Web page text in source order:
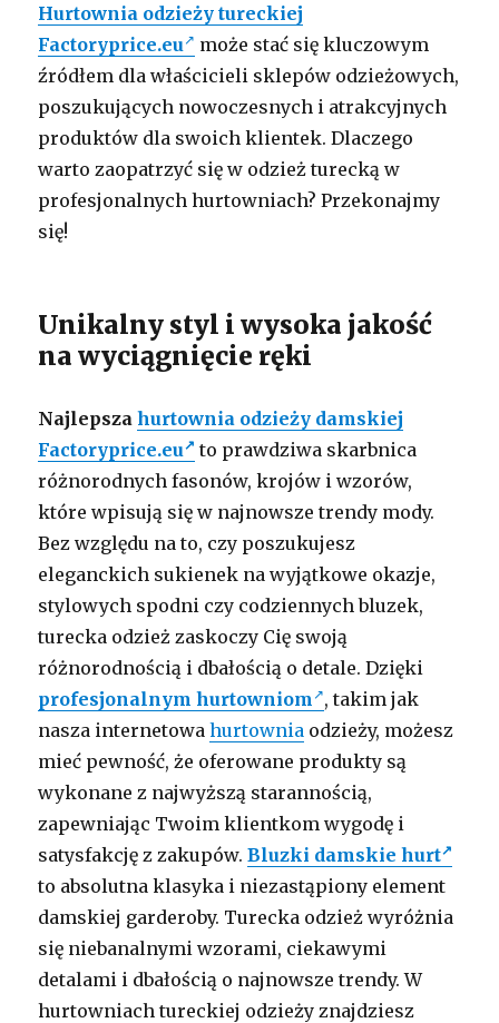
Hurtownia odzieży tureckiej
Factoryprice.eu
może stać się kluczowym
źródłem dla właścicieli sklepów odzieżowych,
poszukujących nowoczesnych i atrakcyjnych
produktów dla swoich klientek. Dlaczego
warto zaopatrzyć się w odzież turecką w
profesjonalnych hurtowniach? Przekonajmy
się!
Unikalny styl i wysoka jakość
na wyciągnięcie ręki
Najlepszahurtownia odzieży damskiej
Factoryprice.eu
to prawdziwa skarbnica
różnorodnych fasonów, krojów i wzorów,
które wpisują się w najnowsze trendy mody.
Bez względu na to, czy poszukujesz
eleganckich sukienek na wyjątkowe okazje,
stylowych spodni czy codziennych bluzek,
turecka odzież zaskoczy Cię swoją
różnorodnością i dbałością o detale. Dzięki
profesjonalnym hurtowniom
, takim jak
nasza internetowahurtownia odzieży, możesz
mieć pewność, że oferowane produkty są
wykonane z najwyższą starannością,
zapewniając Twoim klientkom wygodę i
satysfakcję z zakupów.Bluzki damskie hurt
to absolutna klasyka i niezastąpiony element
damskiej garderoby. Turecka odzież wyróżnia
się niebanalnymi wzorami, ciekawymi
detalami i dbałością o najnowsze trendy. W
hurtowniach tureckiej odzieży znajdziesz